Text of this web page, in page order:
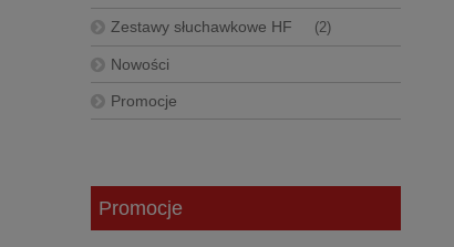
Zestawy słuchawkowe HF (2)
Nowości
Promocje
Promocje